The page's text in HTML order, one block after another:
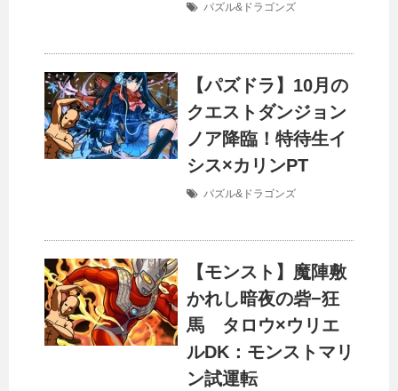
パズル&ドラゴンズ
【パズドラ】10月の
クエストダンジョン
ノア降臨！特待生イ
シス×カリンPT
パズル&ドラゴンズ
【モンスト】魔陣敷
かれし暗夜の砦−狂
馬 タロウ×ウリエ
ルDK：モンストマリ
ン試運転